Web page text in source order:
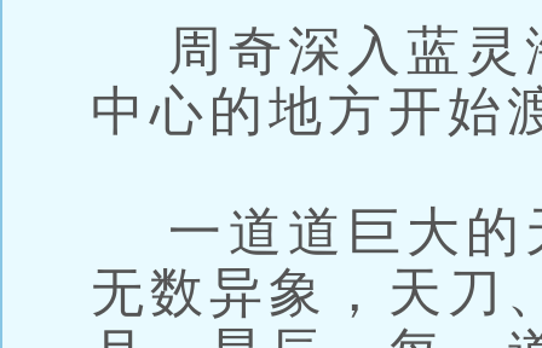
周奇深入蓝灵
中心的地方开始
一道道巨大的
无数异象，天刀